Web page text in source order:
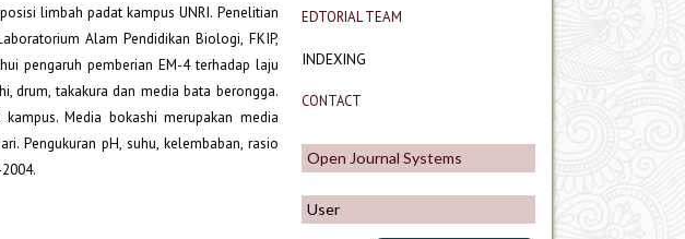
EDTORIAL TEAM
INDEXING
CONTACT
Open Journal Systems
User
limbah padat kampus UNRI. Penelitian
Alam Pendidikan Biologi, FKIP,
pengaruh pemberian EM-4 terhadap laju
drum, takakura dan media bata berongga.
Media bokashi merupakan media
Pengukuran pH, suhu, kelembaban, rasio